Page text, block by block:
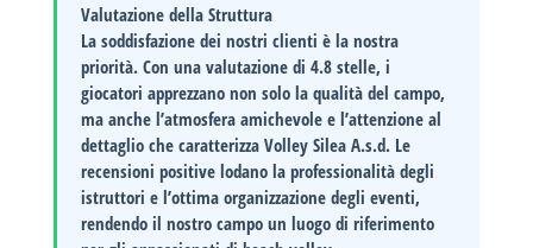
Valutazione della Struttura
La soddisfazione dei nostri clienti è la nostra
priorità. Con una valutazione di4.8 stelle, i
giocatori apprezzano non solo la qualità del campo,
ma anche l’atmosfera amichevole e l’attenzione al
dettaglio che caratterizza Volley Silea A.s.d. Le
recensioni positive lodano la professionalità degli
istruttori e l’ottima organizzazione degli eventi,
rendendo il nostro campo un luogo di riferimento